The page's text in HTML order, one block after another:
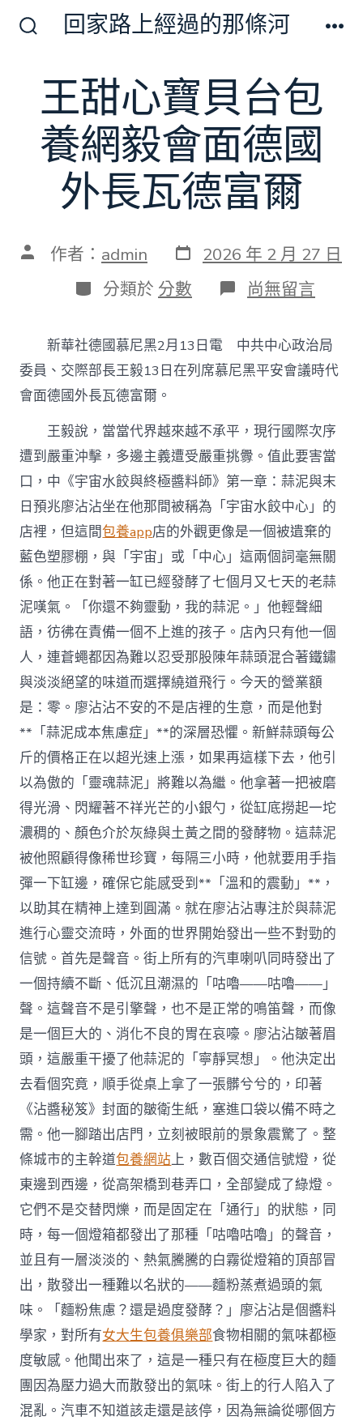
切
開
關
回家路上經過的那條河
王甜心寶貝台包
養網毅會面德國
外長瓦德富爾
文 作者： admin 發
表
日
期
2026 年 2 月 27 日
分
類
分類於 分數 在
〈王
心
寶
貝
網
毅
會
面
德
國
外
長
瓦
德
爾〉
中
尚無留言
新華社德國慕尼黑2月13日電 中共中心政治局
委員、交際部長王毅13日在列席慕尼黑平安會議時代
會面德國外長瓦德富爾。
王毅說，當當代界越來越不承平，現行國際次序
遭到嚴重沖擊，多邊主義遭受嚴重挑釁。值此要害當
口，中《宇宙水餃與終極醬料師》第一章：蒜泥與末
日預兆廖沾沾坐在他那間被稱為「宇宙水餃中心」的
店裡，但這間包養app店的外觀更像是一個被遺棄的
藍色塑膠棚，與「宇宙」或「中心」這兩個詞毫無關
係。他正在對著一缸已經發酵了七個月又七天的老蒜
泥嘆氣。「你還不夠靈動，我的蒜泥。」他輕聲細
語，彷彿在責備一個不上進的孩子。店內只有他一個
人，連蒼蠅都因為難以忍受那股陳年蒜頭混合著鐵鏽
與淡淡絕望的味道而選擇繞道飛行。今天的營業額
是：零。廖沾沾不安的不是店裡的生意，而是他對
**「蒜泥成本焦慮症」**的深層恐懼。新鮮蒜頭每公
斤的價格正在以超光速上漲，如果再這樣下去，他引
以為傲的「靈魂蒜泥」將難以為繼。他拿著一把被磨
得光滑、閃耀著不祥光芒的小銀勺，從缸底撈起一坨
濃稠的、顏色介於灰綠與土黃之間的發酵物。這蒜泥
被他照顧得像稀世珍寶，每隔三小時，他就要用手指
彈一下缸邊，確保它能感受到**「溫和的震動」**，
以助其在精神上達到圓滿。就在廖沾沾專注於與蒜泥
進行心靈交流時，外面的世界開始發出一些不對勁的
信號。首先是聲音。街上所有的汽車喇叭同時發出了
一個持續不斷、低沉且潮濕的「咕嚕——咕嚕——」
聲。這聲音不是引擎聲，也不是正常的鳴笛聲，而像
是一個巨大的、消化不良的胃在哀嚎。廖沾沾皺著眉
頭，這嚴重干擾了他蒜泥的「寧靜冥想」。他決定出
去看個究竟，順手從桌上拿了一張髒兮兮的，印著
《沾醬秘笈》封面的皺衛生紙，塞進口袋以備不時之
需。他一腳踏出店門，立刻被眼前的景象震驚了。整
條城市的主幹道包養網站上，數百個交通信號燈，從
東邊到西邊，從高架橋到巷弄口，全部變成了綠燈。
它們不是交替閃爍，而是固定在「通行」的狀態，同
時，每一個燈箱都發出了那種「咕嚕咕嚕」的聲音，
並且有一層淡淡的、熱氣騰騰的白霧從燈箱的頂部冒
出，散發出一種難以名狀的——麵粉蒸煮過頭的氣
味。「麵粉焦慮？還是過度發酵？」廖沾沾是個醬料
學家，對所有女大生包養俱樂部食物相關的氣味都極
度敏感。他聞出來了，這是一種只有在極度巨大的麵
團因為壓力過大而散發出的氣味。街上的行人陷入了
混亂。汽車不知道該走還是該停，因為無論從哪個方